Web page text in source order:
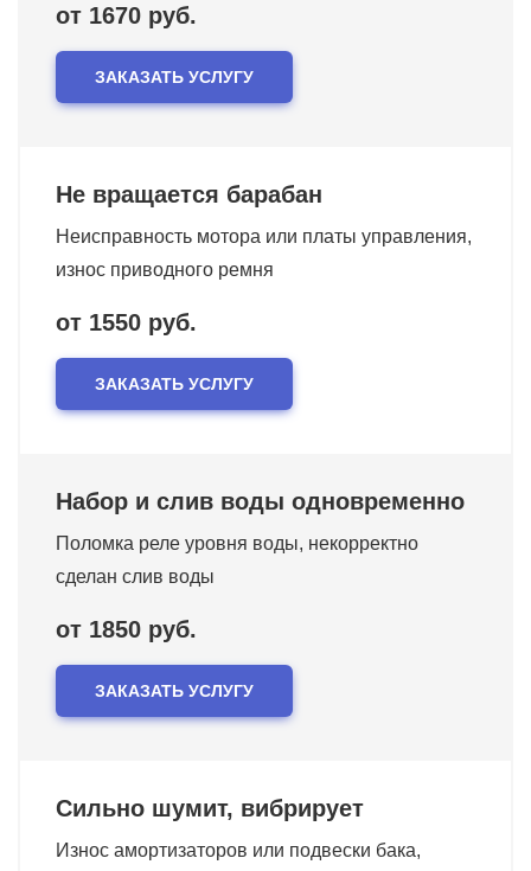
от 1670 руб.
ЗАКАЗАТЬ УСЛУГУ
Не вращается барабан
Неисправность мотора или платы управления,
износ приводного ремня
от 1550 руб.
ЗАКАЗАТЬ УСЛУГУ
Набор и слив воды одновременно
Поломка реле уровня воды, некорректно
сделан слив воды
от 1850 руб.
ЗАКАЗАТЬ УСЛУГУ
Сильно шумит, вибрирует
Износ амортизаторов или подвески бака,